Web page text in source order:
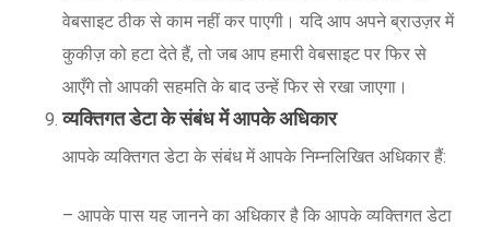
वेबसाइट ठीक से काम नहीं कर पाएगी। यदि आप अपने ब्राउज़र में
कुकीज़ को हटा देते हैं, तो जब आप हमारी वेबसाइट पर फिर से
आएँगे तो आपकी सहमति के बाद उन्हें फिर से रखा जाएगा।
व्यक्तिगत डेटा के संबंध में आपके अधिकार
आपके व्यक्तिगत डेटा के संबंध में आपके निम्नलिखित अधिकार हैं:
– आपके पास यह जानने का अधिकार है कि आपके व्यक्तिगत डेटा